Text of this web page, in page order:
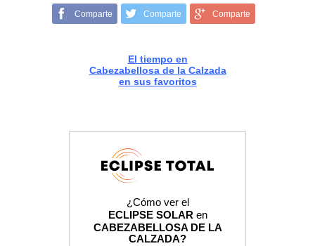
Comparte Comparte Comparte
El tiempo en
Cabezabellosa de la Calzada
en sus favoritos
¿Cómo ver el
ECLIPSE SOLAR en
CABEZABELLOSA DE LA
CALZADA?